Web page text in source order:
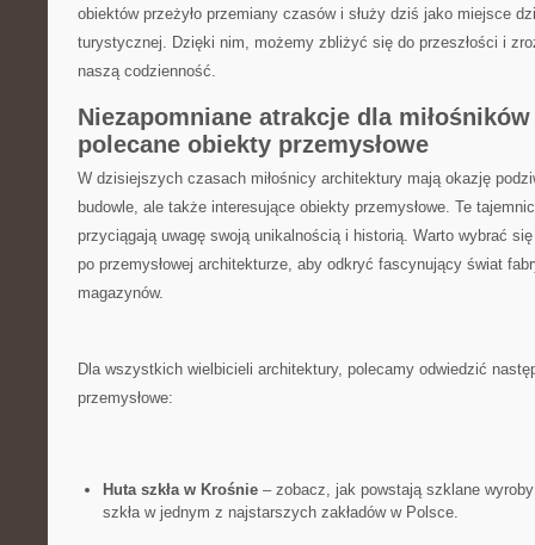
⁢obiektów⁤ przeżyło przemiany ⁤czasów i​ służy ⁢dziś jako⁤ miejsce
turystycznej. Dzięki nim, ‍możemy‌ zbliżyć się do przeszłości ⁢i
naszą codzienność.
Niezapomniane atrakcje dla
polecane ⁢obiekty przemysłowe
W dzisiejszych czasach miłośnicy architektury mają okazję
budowle,‍ ale także interesujące‍ obiekty przemysłowe. Te
przyciągają‍ uwagę swoją unikalnością i historią. Warto ⁤wybrać
po ⁢przemysłowej‌ architekturze, aby odkryć⁤ fascynujący świat
magazynów.
Dla wszystkich wielbicieli architektury,⁤ polecamy odwiedzić
przemysłowe:
Huta⁣ szkła‍ w ‌Krośnie– zobacz, jak ⁢powstają szklane
szkła w​ jednym z‍ najstarszych zakładów w Polsce.